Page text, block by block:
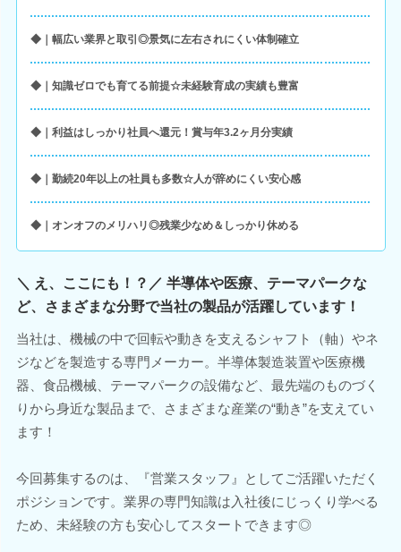
◆｜幅広い業界と取引◎景気に左右されにくい体制確立
◆｜知識ゼロでも育てる前提☆未経験育成の実績も豊富
◆｜利益はしっかり社員へ還元！賞与年3.2ヶ月分実績
◆｜勤続20年以上の社員も多数☆人が辞めにくい安心感
◆｜オンオフのメリハリ◎残業少なめ＆しっかり休める
＼ え、ここにも！？／ 半導体や医療、テーマパークな
ど、さまざまな分野で当社の製品が活躍しています！
当社は、機械の中で回転や動きを支えるシャフト（軸）やネ
ジなどを製造する専門メーカー。半導体製造装置や医療機
器、食品機械、テーマパークの設備など、最先端のものづく
りから身近な製品まで、さまざまな産業の“動き”を支えてい
ます！
今回募集するのは、『営業スタッフ』としてご活躍いただく
ポジションです。業界の専門知識は入社後にじっくり学べる
ため、未経験の方も安心してスタートできます◎